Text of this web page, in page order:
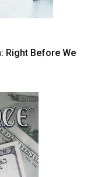
Right Before We